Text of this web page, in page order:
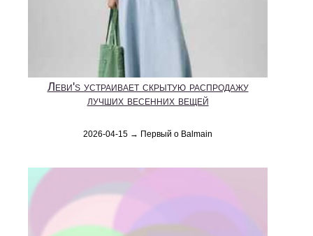
Леви's устраивает скрытую распродажу
лучших весенних вещей
2026-04-15 → Первый о Balmain